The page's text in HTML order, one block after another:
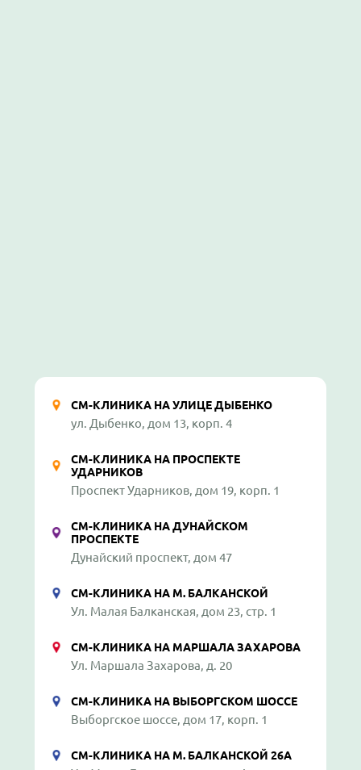
СМ-КЛИНИКА НА УЛИЦЕ ДЫБЕНКО
ул. Дыбенко, дом 13, корп. 4
СМ-КЛИНИКА НА ПРОСПЕКТЕ
УДАРНИКОВ
Проспект Ударников, дом 19, корп. 1
СМ-КЛИНИКА НА ДУНАЙСКОМ
ПРОСПЕКТЕ
Дунайский проспект, дом 47
СМ-КЛИНИКА НА М. БАЛКАНСКОЙ
Ул. Малая Балканская, дом 23, стр. 1
СМ-КЛИНИКА НА МАРШАЛА ЗАХАРОВА
Ул. Маршала Захарова, д. 20
СМ-КЛИНИКА НА ВЫБОРГСКОМ ШОССЕ
Выборгское шоссе, дом 17, корп. 1
СМ-КЛИНИКА НА М. БАЛКАНСКОЙ 26А